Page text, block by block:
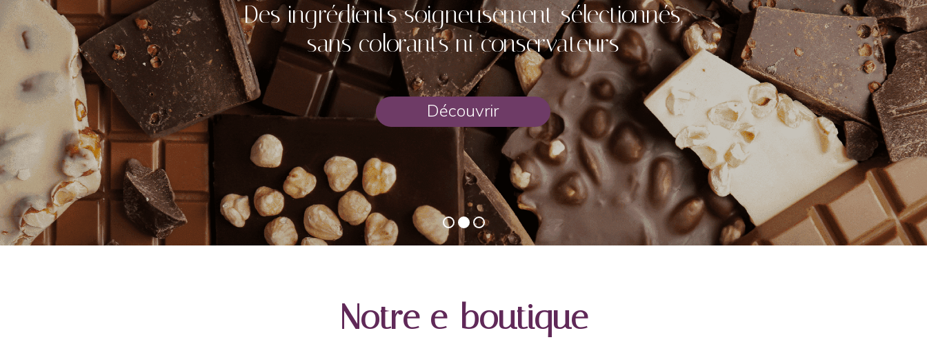
Des ingrédients soigneusement sélectionnés,
sans colorants ni conservateurs
Découvrir
Notre e-boutique